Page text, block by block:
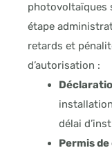
photovoltaïques
étape
retards et
d’autorisation :
délai
Permis